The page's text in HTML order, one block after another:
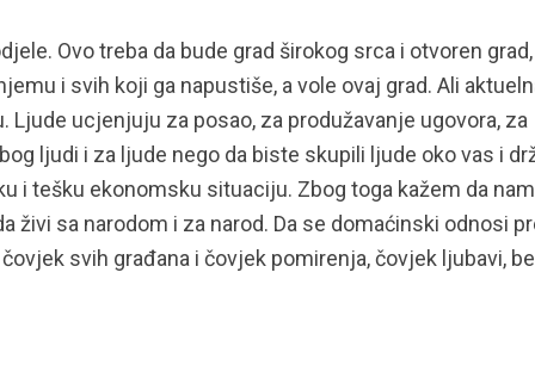
Ovo treba da bude grad širokog srca i otvoren grad,
i svih koji ga napustiše, a vole ovaj grad. Ali
ucjenjuju za posao, za produžavanje ugovora, za
ljudi i za ljude nego da biste skupili ljude oko vas i
i tešku ekonomsku situaciju. Zbog toga kažem da nam
živi sa narodom i za narod. Da se domaćinski odnosi
svih građana i čovjek pomirenja, čovjek ljubavi,